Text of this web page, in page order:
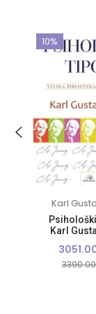
10%
Karl
Karl
3390.00